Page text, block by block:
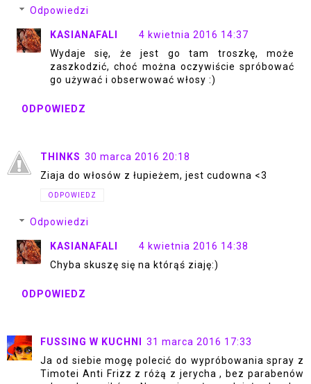
Odpowiedzi
KASIANAFALI
4 kwietnia 2016 14:37
Wydaje się, że jest go tam troszkę, może
zaszkodzić, choć można oczywiście spróbować
go używać i obserwować włosy :)
ODPOWIEDZ
THINKS 30 marca 2016 20:18
Ziaja do włosów z łupieżem, jest cudowna <3
ODPOWIEDZ
Odpowiedzi
KASIANAFALI
4 kwietnia 2016 14:38
Chyba skuszę się na którąś ziaję:)
ODPOWIEDZ
FUSSING W KUCHNI 31 marca 2016 17:33
Ja od siebie mogę polecić do wypróbowania spray z
Timotei Anti Frizz z różą z jerycha , bez parabenów